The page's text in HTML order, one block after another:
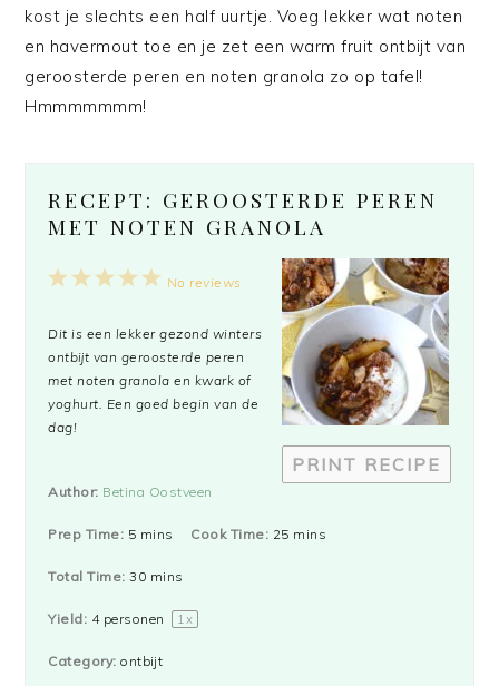
kost je slechts een half uurtje. Voeg lekker wat noten
en havermout toe en je zet een warm fruit ontbijt van
geroosterde peren en noten granola zo op tafel!
Hmmmmmmm!
RECEPT: GEROOSTERDE PEREN
MET NOTEN GRANOLA
PRINT RECIPE
5
4
3
2
1
No reviews
Dit is een lekker gezond winters
ontbijt van geroosterde peren
met noten granola en kwark of
yoghurt. Een goed begin van de
dag!
Author: Betina Oostveen
Prep Time: 5 mins Cook Time: 25 mins
Total Time: 30 mins
Yield: 4personen 1x
Category: ontbijt